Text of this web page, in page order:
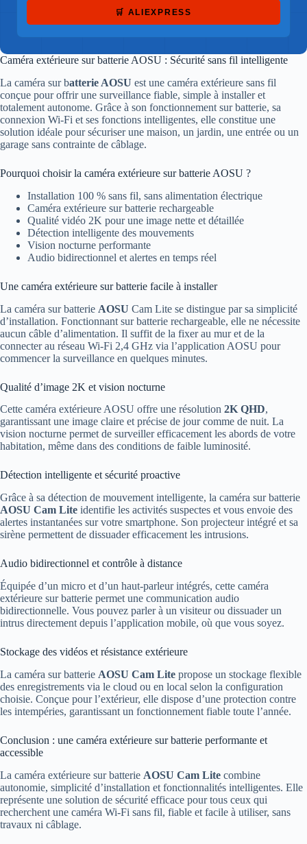
🛒 ALIEXPRESS
Caméra extérieure sur batterie AOSU : Sécurité sans fil intelligente
La caméra sur batterie AOSU est une caméra extérieure sans fil
conçue pour offrir une surveillance fiable, simple à installer et
totalement autonome. Grâce à son fonctionnement sur batterie, sa
connexion Wi-Fi et ses fonctions intelligentes, elle constitue une
solution idéale pour sécuriser une maison, un jardin, une entrée ou un
garage sans contrainte de câblage.
Pourquoi choisir la caméra extérieure sur batterie AOSU ?
Installation 100 % sans fil, sans alimentation électrique
Caméra extérieure sur batterie rechargeable
Qualité vidéo 2K pour une image nette et détaillée
Détection intelligente des mouvements
Vision nocturne performante
Audio bidirectionnel et alertes en temps réel
Une caméra extérieure sur batterie facile à installer
La caméra sur batterie AOSU Cam Lite se distingue par sa simplicité
d’installation. Fonctionnant sur batterie rechargeable, elle ne nécessite
aucun câble d’alimentation. Il suffit de la fixer au mur et de la
connecter au réseau Wi-Fi 2,4 GHz via l’application AOSU pour
commencer la surveillance en quelques minutes.
Qualité d’image 2K et vision nocturne
Cette caméra extérieure AOSU offre une résolution 2K QHD,
garantissant une image claire et précise de jour comme de nuit. La
vision nocturne permet de surveiller efficacement les abords de votre
habitation, même dans des conditions de faible luminosité.
Détection intelligente et sécurité proactive
Grâce à sa détection de mouvement intelligente, la caméra sur batterie
AOSU Cam Lite identifie les activités suspectes et vous envoie des
alertes instantanées sur votre smartphone. Son projecteur intégré et sa
sirène permettent de dissuader efficacement les intrusions.
Audio bidirectionnel et contrôle à distance
Équipée d’un micro et d’un haut-parleur intégrés, cette caméra
extérieure sur batterie permet une communication audio
bidirectionnelle. Vous pouvez parler à un visiteur ou dissuader un
intrus directement depuis l’application mobile, où que vous soyez.
Stockage des vidéos et résistance extérieure
La caméra sur batterie AOSU Cam Lite propose un stockage flexible
des enregistrements via le cloud ou en local selon la configuration
choisie. Conçue pour l’extérieur, elle dispose d’une protection contre
les intempéries, garantissant un fonctionnement fiable toute l’année.
Conclusion : une caméra extérieure sur batterie performante et
accessible
La caméra extérieure sur batterie AOSU Cam Lite combine
autonomie, simplicité d’installation et fonctionnalités intelligentes. Elle
représente une solution de sécurité efficace pour tous ceux qui
recherchent une caméra Wi-Fi sans fil, fiable et facile à utiliser, sans
travaux ni câblage.